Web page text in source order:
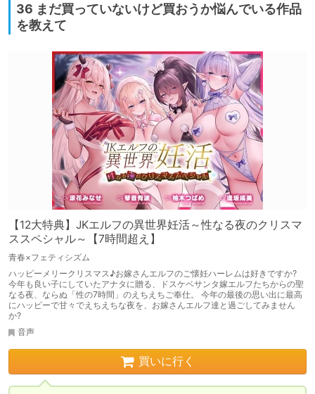
36 まだ買っていないけど買おうか悩んでいる作品
を教えて
【12大特典】JKエルフの異世界妊活～性なる夜のクリスマ
ススペシャル～【7時間超え】
青春×フェティシズム
ハッピーメリークリスマス♪お嫁さんエルフのご懐妊ハーレムは好きですか?
今年も良い子にしていたアナタに贈る、ドスケベサンタ嫁エルフたちからの聖
なる夜、ならぬ「性の7時間」のえちえちご奉仕。 今年の最後の思い出に最高
にハッピーで甘々でえちえちな夜を、お嫁さんエルフ達と過ごしてみません
か?
音声
買いに行く